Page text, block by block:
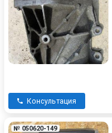
Консультация
№ 050620-149